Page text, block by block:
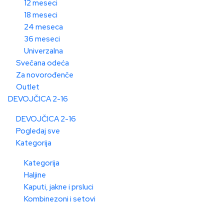
12 meseci
18 meseci
24 meseca
36 meseci
Univerzalna
Svečana odeća
Za novorođenče
Outlet
DEVOJČICA 2-16
DEVOJČICA 2-16
Pogledaj sve
Kategorija
Kategorija
Haljine
Kaputi, jakne i prsluci
Kombinezoni i setovi